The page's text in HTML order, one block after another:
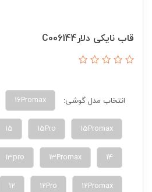
قاب نایکی دلارC006144
انتخاب مدل گوشی: 16Promax
15Promax
15Pro
15
14
13Promax
13pro
12Promax
12Pro
12